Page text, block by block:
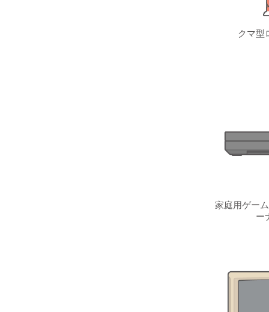
クマ型
家庭用ゲー
ー